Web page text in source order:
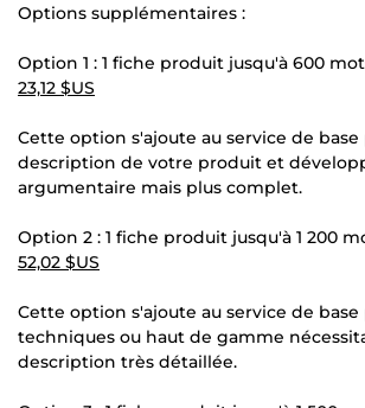
Options supplémentaires :
Option 1 : 1 fiche produit jusqu'à 600
23,12 $US
Cette option s'ajoute au service de
description de votre produit et
argumentaire mais plus complet.
Option 2 : 1 fiche produit jusqu'à 1 200
52,02 $US
Cette option s'ajoute au service de
techniques ou haut de gamme
description très détaillée.